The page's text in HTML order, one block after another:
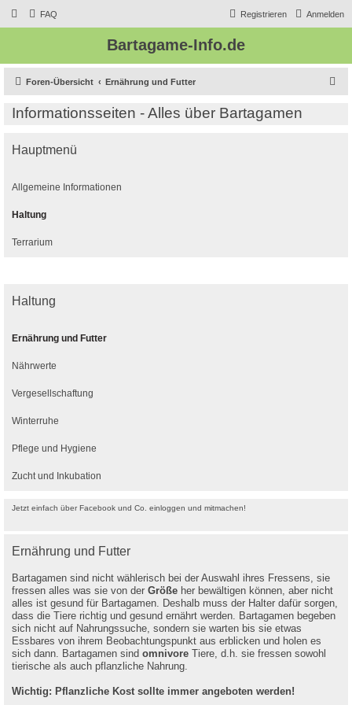
FAQ Anmelden
Registrieren
Bartagame-Info.de
Foren-Übersicht Ernährung und Futter
Informationsseiten - Alles über Bartagamen
Hauptmenü
Allgemeine Informationen
Haltung
Terrarium
Jetzt einfach über Facebook und Co. einloggen und mitmachen!
Ernährung und Futter
Bartagamen sind nicht wählerisch bei der Auswahl ihres Fressens, sie
fressen alles was sie von der Größe her bewältigen können, aber nicht
alles ist gesund für Bartagamen. Deshalb muss der Halter dafür sorgen,
dass die Tiere richtig und gesund ernährt werden. Bartagamen begeben
sich nicht auf Nahrungssuche, sondern sie warten bis sie etwas
Essbares von ihrem Beobachtungspunkt aus erblicken und holen es
sich dann. Bartagamen sind omnivore Tiere, d.h. sie fressen sowohl
tierische als auch pflanzliche Nahrung.
Wichtig: Pflanzliche Kost sollte immer angeboten werden!
Haltung
Ernährung und Futter
Nährwerte
Vergesellschaftung
Winterruhe
Pflege und Hygiene
Zucht und Inkubation